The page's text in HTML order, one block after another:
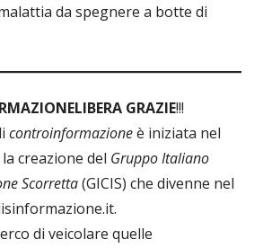
da spegnere a botte di
LIBERA GRAZIE!!!
controinformazioneè iniziata nel
creazione del Gruppo Italiano
Scorretta(GICIS) che divenne nel
di veicolare quelle